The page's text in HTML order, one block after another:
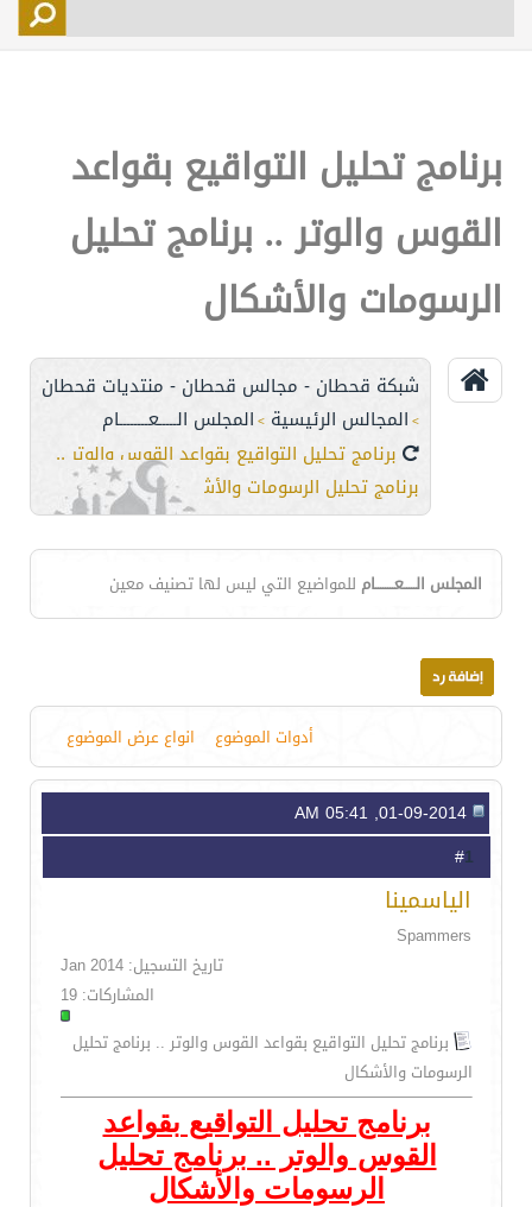
اتصل بنا
برنامج تحليل التواقيع بقواعد
القوس والوتر .. برنامج تحليل
الرسومات والأشكال
شبكة قحطان - مجالس قحطان - منتديات قحطان
> المجالس الرئيسية > المجلس الـــــعــــــــام
برنامج تحليل التواقيع بقواعد القوس والوتر ..
برنامج تحليل الرسومات والأشكال
المجلس الـــــعــــــــام للمواضيع التي ليس لها تصنيف معين
أدوات الموضوع انواع عرض الموضوع
1
الياسمينا
Spammers
تاريخ التسجيل: Jan 2014
المشاركات: 19
برنامج تحليل التواقيع بقواعد القوس والوتر .. برنامج تحليل
الرسومات والأشكال
برنامج تحليل التواقيع بقواعد
القوس والوتر .. برنامج تحليل
الرسومات والأشكال